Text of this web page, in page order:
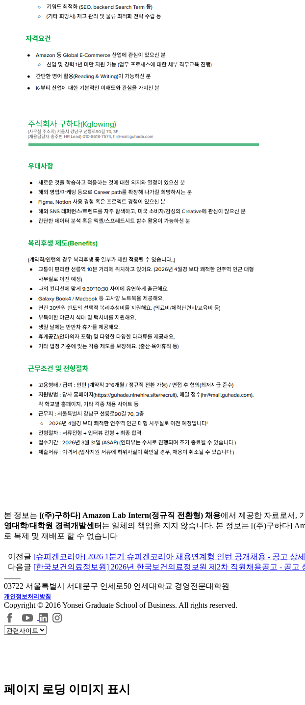
본 정보는 [(주)구하다] Amazon Lab Intern(정규직 전환형) 채용에서 제공한 자료로서,
영대학/대학원 경력개발센터 는 일체의 책임을 지지 않습니다. 본 정보는 [(주)구하다]
로 복제 및 재배포 할 수 없습니다
이전글 [슈피겐코리아] 2026 1분기 슈피겐코리아 채용연계형 인턴 공개채용 - 공고 상
다음글 [한국보건의료정보원] 2026년 한국보건의료정보원 제2차 직원채용공고 - 공고
03722 서울특별시 서대문구 연세로50 연세대학교 경영전문대학원
개인정보처리방침
Copyright © 2016 Yonsei Graduate School of Business. All rights reserved.
페이지 로딩 이미지 표시